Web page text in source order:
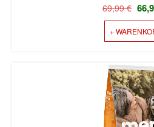
69,99€
+